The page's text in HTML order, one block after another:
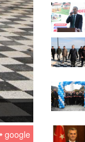
google